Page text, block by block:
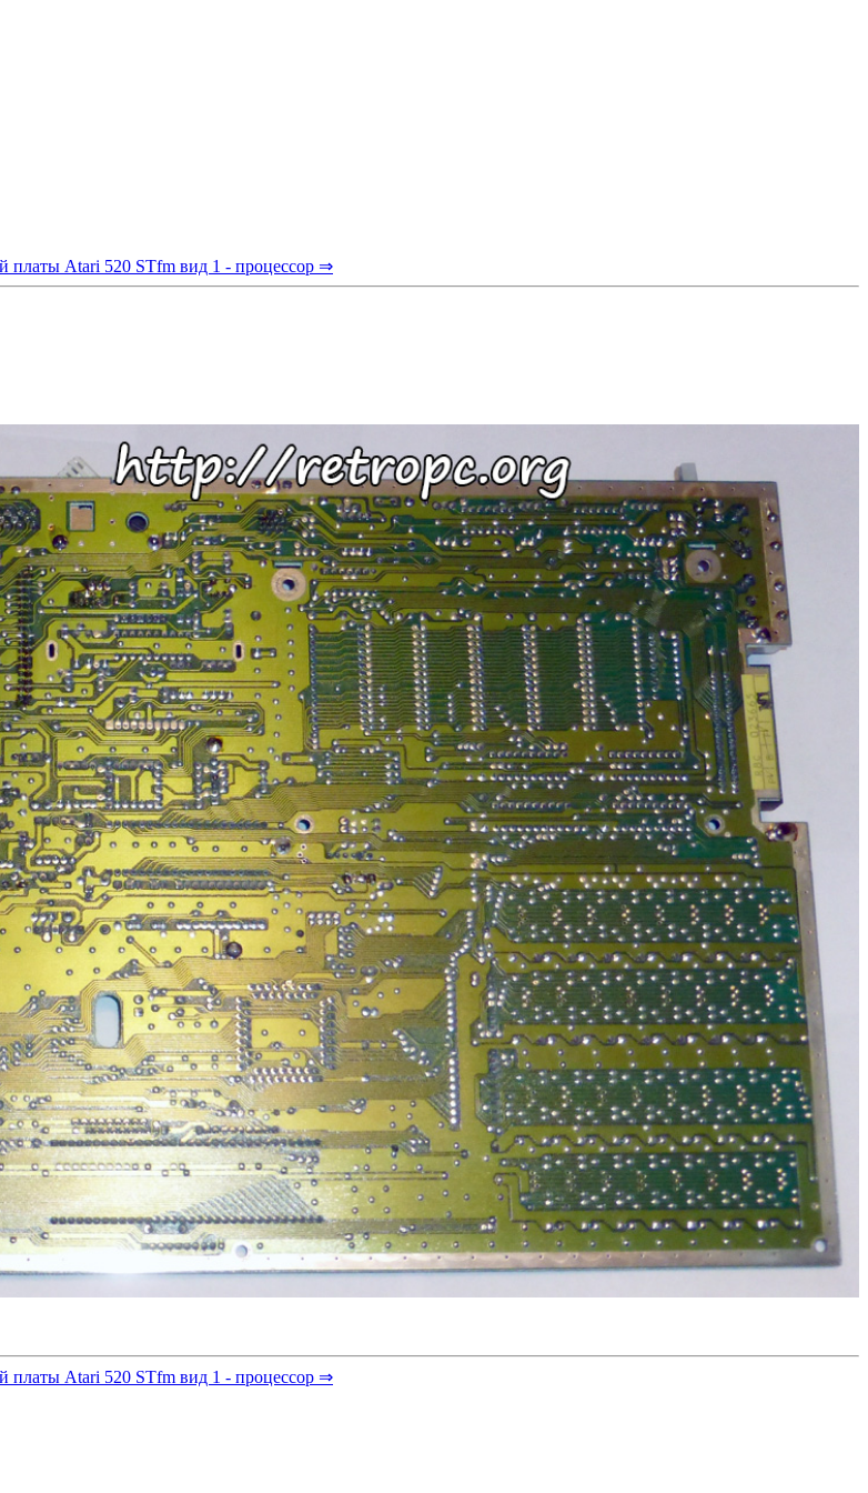
платы Atari 520 STfm вид 1 - процессор ⇒
платы Atari 520 STfm вид 1 - процессор ⇒